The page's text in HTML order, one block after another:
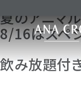
夏のアニマ
8/16はスペ
飲み放題付